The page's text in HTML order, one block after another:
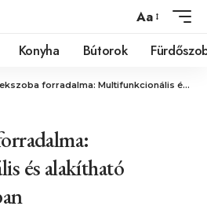
Aa
Konyha Bútorok
forradalma: Multifunkcionális és alakítható bútorok 2026-ban
és alakítható